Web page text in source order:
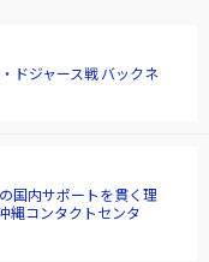
ドジャース戦 バックネ
国内サポートを貫く理
縄コンタクトセンタ